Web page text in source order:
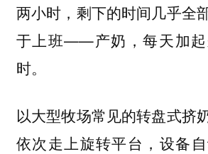
两小时，剩下的时间几乎全
于上班——产奶，每天加起
时。
以大型牧场常见的转盘式挤
依次走上旋转平台，设备